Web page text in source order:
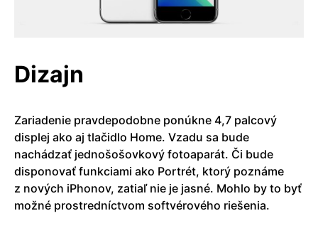
Dizajn
Zariadenie pravdepodobne ponúkne 4,7 palcový
displej ako aj tlačidlo Home. Vzadu sa bude
nachádzať jednošošovkový fotoaparát. Či bude
disponovať funkciami ako Portrét, ktorý poznáme
z nových iPhonov, zatiaľ nie je jasné. Mohlo by to byť
možné prostredníctvom softvérového riešenia.